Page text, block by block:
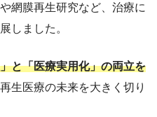
網膜再生研究など、治療に
しました。
と「医療実用化」の両立を
生医療の未来を大きく切り